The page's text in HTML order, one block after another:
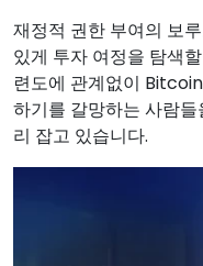
재정적 권한 부여의 보
있게 투자 여정을 탐색
련도에 관계없이
하기를 갈망하는 사람
리 잡고 있습니다.